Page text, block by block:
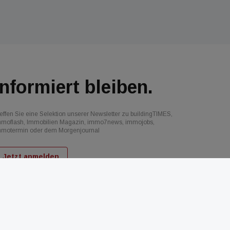
bleiben.
Sie eine Selektion unserer Newsletter zu buildingTIMES,
Immobilien Magazin, immo7news, immojobs,
oder dem Morgenjournal
Jetzt anmelden